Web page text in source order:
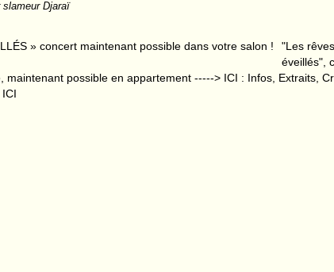
slameur Djaraï
"Les rêves
éveillés",
maintenant possible en appartement -----> ICI : Infos, Extraits,